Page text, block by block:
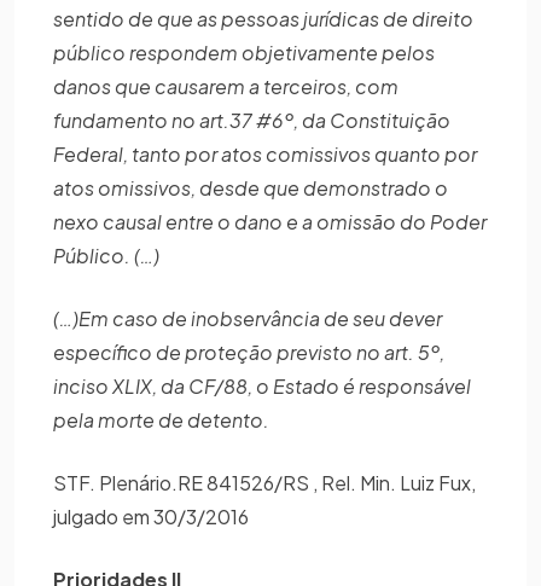
sentido de que as pessoas jurídicas de direito
público respondem objetivamentepelos
danos que causarem a terceiros, com
fundamento no art.37 #6º, da Constituição
Federal, tanto por atos comissivos quanto por
atos omissivos, desde que demonstrado o
nexo causal entre o dano e a omissão do Poder
Público. (…)
(…)Em caso de inobservância de seu dever
específico de proteção previsto no art. 5º,
inciso XLIX, da CF/88, o Estado é responsável
pela morte de detento.
STF. Plenário.RE 841526/RS , Rel. Min. Luiz Fux,
julgado em 30/3/2016
Prioridades II